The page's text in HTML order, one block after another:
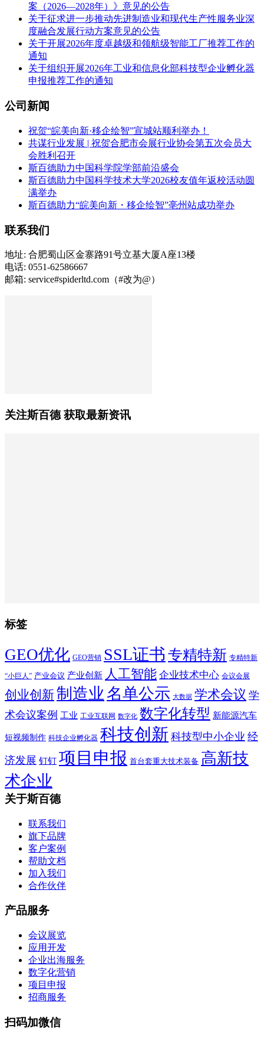
案（2026—2028年）》意见的公告
关于征求进一步推动先进制造业和现代生产性服务业深
度融合发展行动方案意见的公告
关于开展2026年度卓越级和领航级智能工厂推荐工作的
通知
关于组织开展2026年工业和信息化部科技型企业孵化器
申报推荐工作的通知
公司新闻
祝贺“皖美向新·移企绘智”宣城站顺利举办！
共谋行业发展 | 祝贺合肥市会展行业协会第五次会员大
会胜利召开
斯百德助力中国科学院学部前沿盛会
斯百德助力中国科学技术大学2026校友值年返校活动圆
满举办
斯百德助力“皖美向新・移企绘智”亳州站成功举办
联系我们
地址: 合肥蜀山区金寨路91号立基大厦A座13楼
电话: 0551-62586667
邮箱: service#spiderltd.com（#改为@）
关注斯百德 获取最新资讯
标签
GEO优化 GEO营销 SSL证书 专精特新 专精特新
“小巨人” 产业会议 产业创新 人工智能 企业技术中心 会议会展
创业创新制造业 名单公示 大数据 学术会议 学
术会议案例 工业 工业互联网 数字化 数字化转型 新能源汽车
短视频制作 科技企业孵化器 科技创新 科技型中小企业 经
济发展 钉钉 项目申报 首台套重大技术装备 高新技
术企业
关于斯百德
联系我们
旗下品牌
客户案例
帮助文档
加入我们
合作伙伴
产品服务
会议展览
应用开发
企业出海服务
数字化营销
项目申报
招商服务
扫码加微信